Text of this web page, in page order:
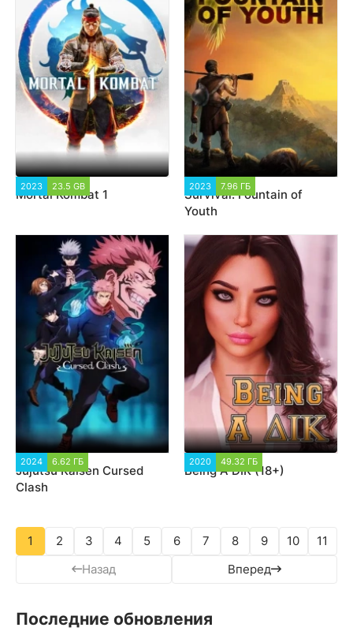
2023 23.5 GB
Mortal Kombat 1
2023 7.96 ГБ
Survival: Fountain of
Youth
2024 6.62 ГБ
Jujutsu Kaisen Cursed
Clash
2020 49.32 ГБ
Being A DIK (18+)
Назад
1 2 3 4 5 6 7 8 9 10
11
Вперед
Последние обновления